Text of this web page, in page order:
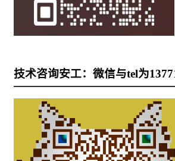
技术咨询安工：微信与tel为